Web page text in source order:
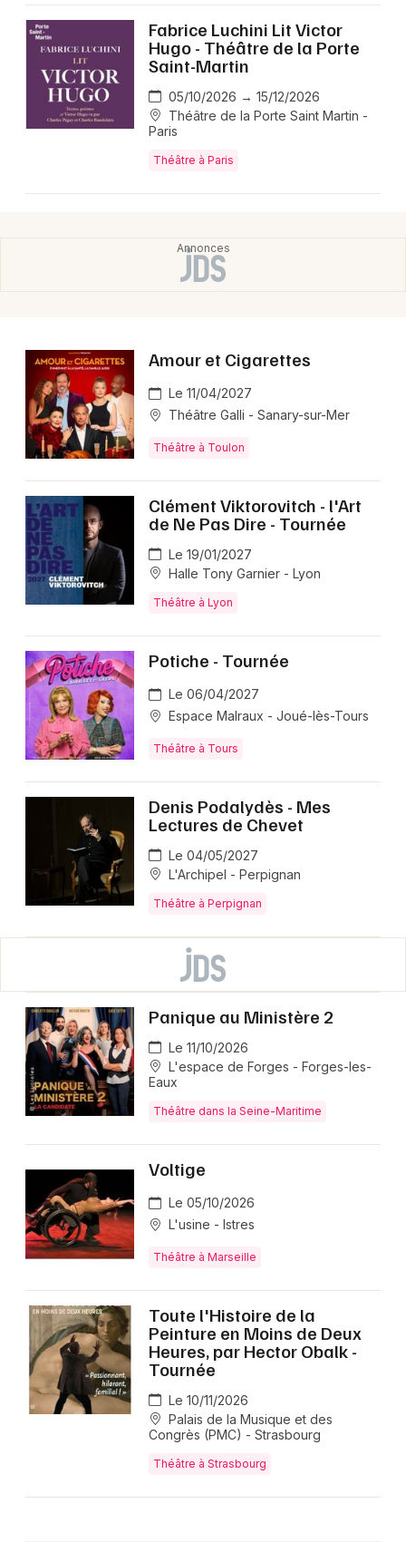
Fabrice Luchini Lit Victor
Hugo - Théâtre de la Porte
Saint-Martin
05/10/2026 → 15/12/2026
Théâtre de la Porte Saint Martin -
Paris
Théâtre à Paris
Amour et Cigarettes
Le 11/04/2027
Théâtre Galli - Sanary-sur-Mer
Théâtre à Toulon
Clément Viktorovitch - l'Art
de Ne Pas Dire - Tournée
Le 19/01/2027
Halle Tony Garnier - Lyon
Théâtre à Lyon
Potiche - Tournée
Le 06/04/2027
Espace Malraux - Joué-lès-Tours
Théâtre à Tours
Denis Podalydès - Mes
Lectures de Chevet
Le 04/05/2027
L'Archipel - Perpignan
Théâtre à Perpignan
Panique au Ministère 2
Le 11/10/2026
L'espace de Forges - Forges-les-
Eaux
Théâtre dans la Seine-Maritime
Voltige
Le 05/10/2026
L'usine - Istres
Théâtre à Marseille
Toute l'Histoire de la
Peinture en Moins de Deux
Heures, par Hector Obalk -
Tournée
Le 10/11/2026
Palais de la Musique et des
Congrès (PMC) - Strasbourg
Théâtre à Strasbourg